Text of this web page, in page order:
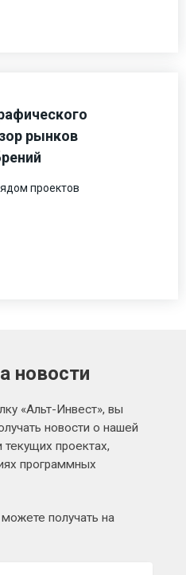
рынков
проектов
новости
«Альт-Инвест», вы
новости о нашей
проектах,
программных
получать на